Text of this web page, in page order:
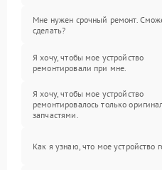
Мне нужен срочный ремонт.
сделать?
Я хочу, чтобы мое устройство
ремонтировали при мне.
Я хочу, чтобы мое устройство
ремонтировалось только
запчастями.
Как я узнаю, что мое устройство